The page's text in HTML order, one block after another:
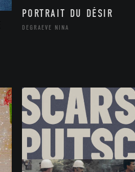
PORTRAIT DU DÉSIR
DEGRAEVE NINA